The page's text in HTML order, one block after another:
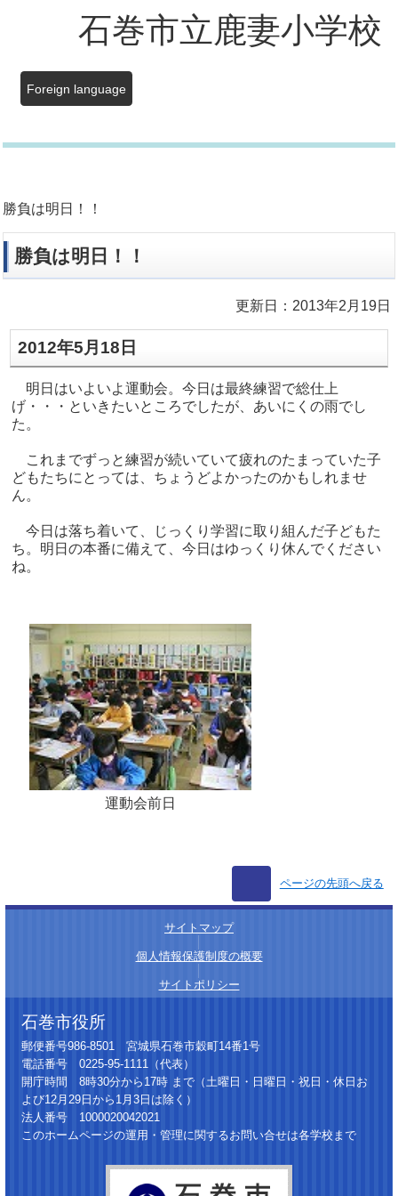
石巻市立鹿妻小学校
Foreign language
勝負は明日！！
勝負は明日！！
更新日：2013年2月19日
2012年5月18日
明日はいよいよ運動会。今日は最終練習で総仕上
げ・・・といきたいところでしたが、あいにくの雨でし
た。
これまでずっと練習が続いていて疲れのたまっていた子
どもたちにとっては、ちょうどよかったのかもしれませ
ん。
今日は落ち着いて、じっくり学習に取り組んだ子どもた
ち。明日の本番に備えて、今日はゆっくり休んでください
ね。
運動会前日
ページの先頭へ戻る
サイトマップ
個人情報保護制度の概要
サイトポリシー
石巻市役所
郵便番号986-8501 宮城県石巻市穀町14番1号
電話番号 0225-95-1111（代表）
開庁時間 8時30分から17時 まで（土曜日・日曜日・祝日・休日お
よび12月29日から1月3日は除く）
法人番号 1000020042021
このホームページの運用・管理に関するお問い合せは各学校まで